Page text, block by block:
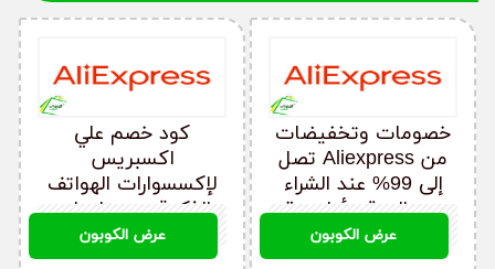
كود خصم علي
اكسبريس
لإكسسوارات الهواتف
الذكية ومستلزمات
التجميل والمجوهرات
AEOFF254
عرض الكوبون
خصومات وتخفيضات
من Aliexpress تصل
إلى 99% عند الشراء
من الموقع أول مرة
AEOFF254
عرض الكوبون